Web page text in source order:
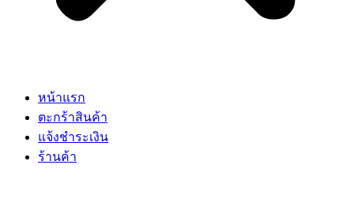
หน้าแรก
ตะกร้าสินค้า
แจ้งชำระเงิน
ร้านค้า